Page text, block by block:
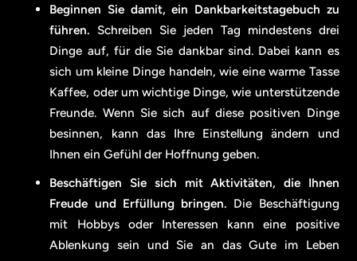
Beginnen Sie damit, ein Dankbarkeitstagebuch zu
führen. Schreiben Sie jeden Tag mindestens drei
Dinge auf, für die Sie dankbar sind. Dabei kann es
sich um kleine Dinge handeln, wie eine warme Tasse
Kaffee, oder um wichtige Dinge, wie unterstützende
Freunde. Wenn Sie sich auf diese positiven Dinge
besinnen, kann das Ihre Einstellung ändern und
Ihnen ein Gefühl der Hoffnung geben.
Beschäftigen Sie sich mit Aktivitäten, die Ihnen
Freude und Erfüllung bringen. Die Beschäftigung
mit Hobbys oder Interessen kann eine positive
Ablenkung sein und Sie an das Gute im Leben